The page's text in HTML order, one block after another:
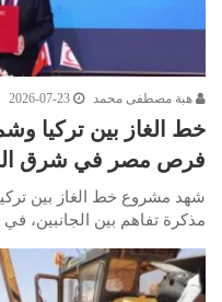
هبة مصطفى محمد 2026-07-23
خط الغاز بين تركيا
فرص مصر في شرق
شهد مشروع خط الغاز بين
مذكرة تفاهم بين الجانبين، في